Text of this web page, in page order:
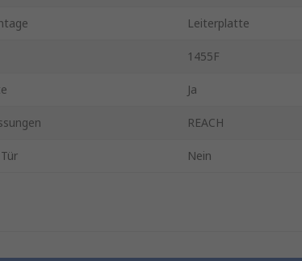
Leiterplatte
1455F
Ja
REACH
Nein